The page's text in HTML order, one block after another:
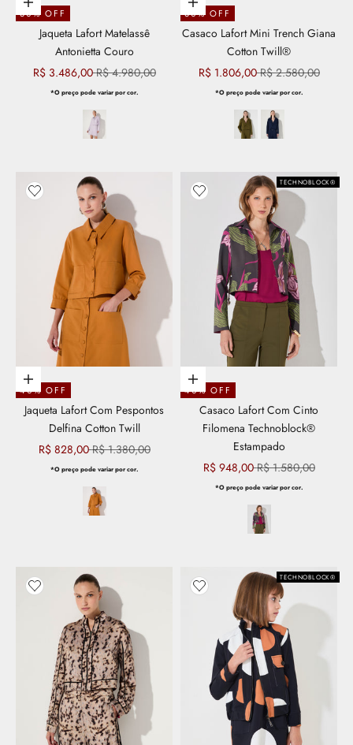
Escolher opções
30% OFF
Jaqueta Lafort Matelassê
Antonietta Couro
Preço promocional
R$ 3.486,00Preço normal
R$ 4.980,00
*O preço pode variar por cor.
Escolher opções
30% OFF
Casaco Lafort Mini Trench Giana
Cotton Twill®
Preço promocional
R$ 1.806,00Preço normal
R$ 2.580,00
*O preço pode variar por cor.
Adicionar aos favoritos
Escolher opções
40% OFF
Jaqueta Lafort Com Pespontos
Delfina Cotton Twill
Preço promocional
R$ 828,00Preço normal
R$ 1.380,00
*O preço pode variar por cor.
TECHNOBLOCK®
Adicionar aos favoritos
Escolher opções
40% OFF
Casaco Lafort Com Cinto
Filomena Technoblock®
Estampado
Preço promocional
R$ 948,00Preço normal
R$ 1.580,00
*O preço pode variar por cor.
Adicionar aos favoritos
TECHNOBLOCK®
Adicionar aos favoritos